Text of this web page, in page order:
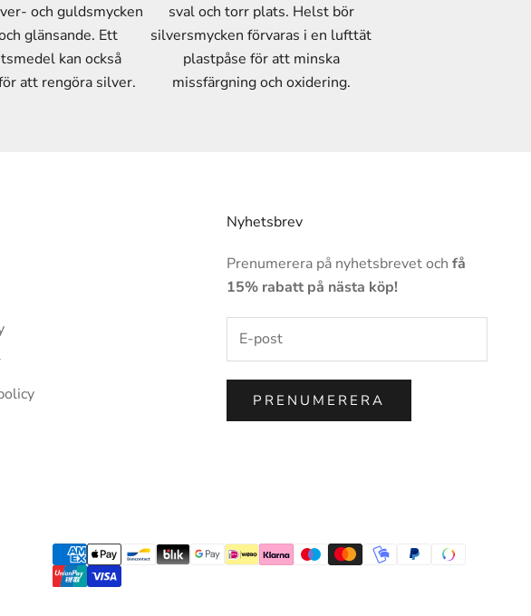
och guldsmycken
glänsande. Ett
kan också
att rengöra silver.
sval och torr plats. Helst bör
silversmycken förvaras i en lufttät
plastpåse för att minska
missfärgning och oxidering.
Nyhetsbrev
Prenumerera på nyhetsbrevet och få
15% rabatt på nästa köp!
PRENUMERERA